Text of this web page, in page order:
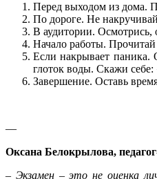
Перед выходом из дома.
По дороге. Не
В аудитории. Осмотрись,
Начало работы. Прочитай
Если накрывает паника.
глоток воды. Скажи
Завершение. Оставь
—
Оксана Белокрылова,
– Экзамен – это не оценка